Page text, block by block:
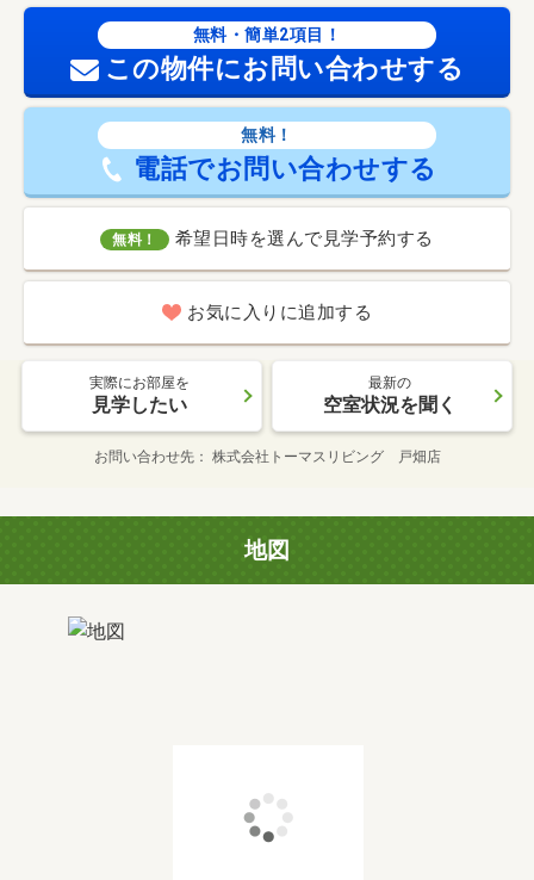
無料・簡単2項目！
この物件にお問い合わせする
無料！
電話でお問い合わせする
無料！ 希望日時を選んで見学予約する
お気に入りに追加する
実際にお部屋を
見学したい
最新の
空室状況を聞く
お問い合わせ先 株式会社トーマスリビング 戸畑店
地図